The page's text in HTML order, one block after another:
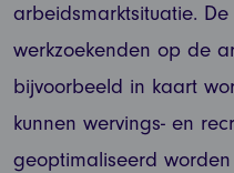
arbeidsmarktsituatie.
werkzoekenden op de
bijvoorbeeld in kaart
kunnen wervings- en
geoptimaliseerd